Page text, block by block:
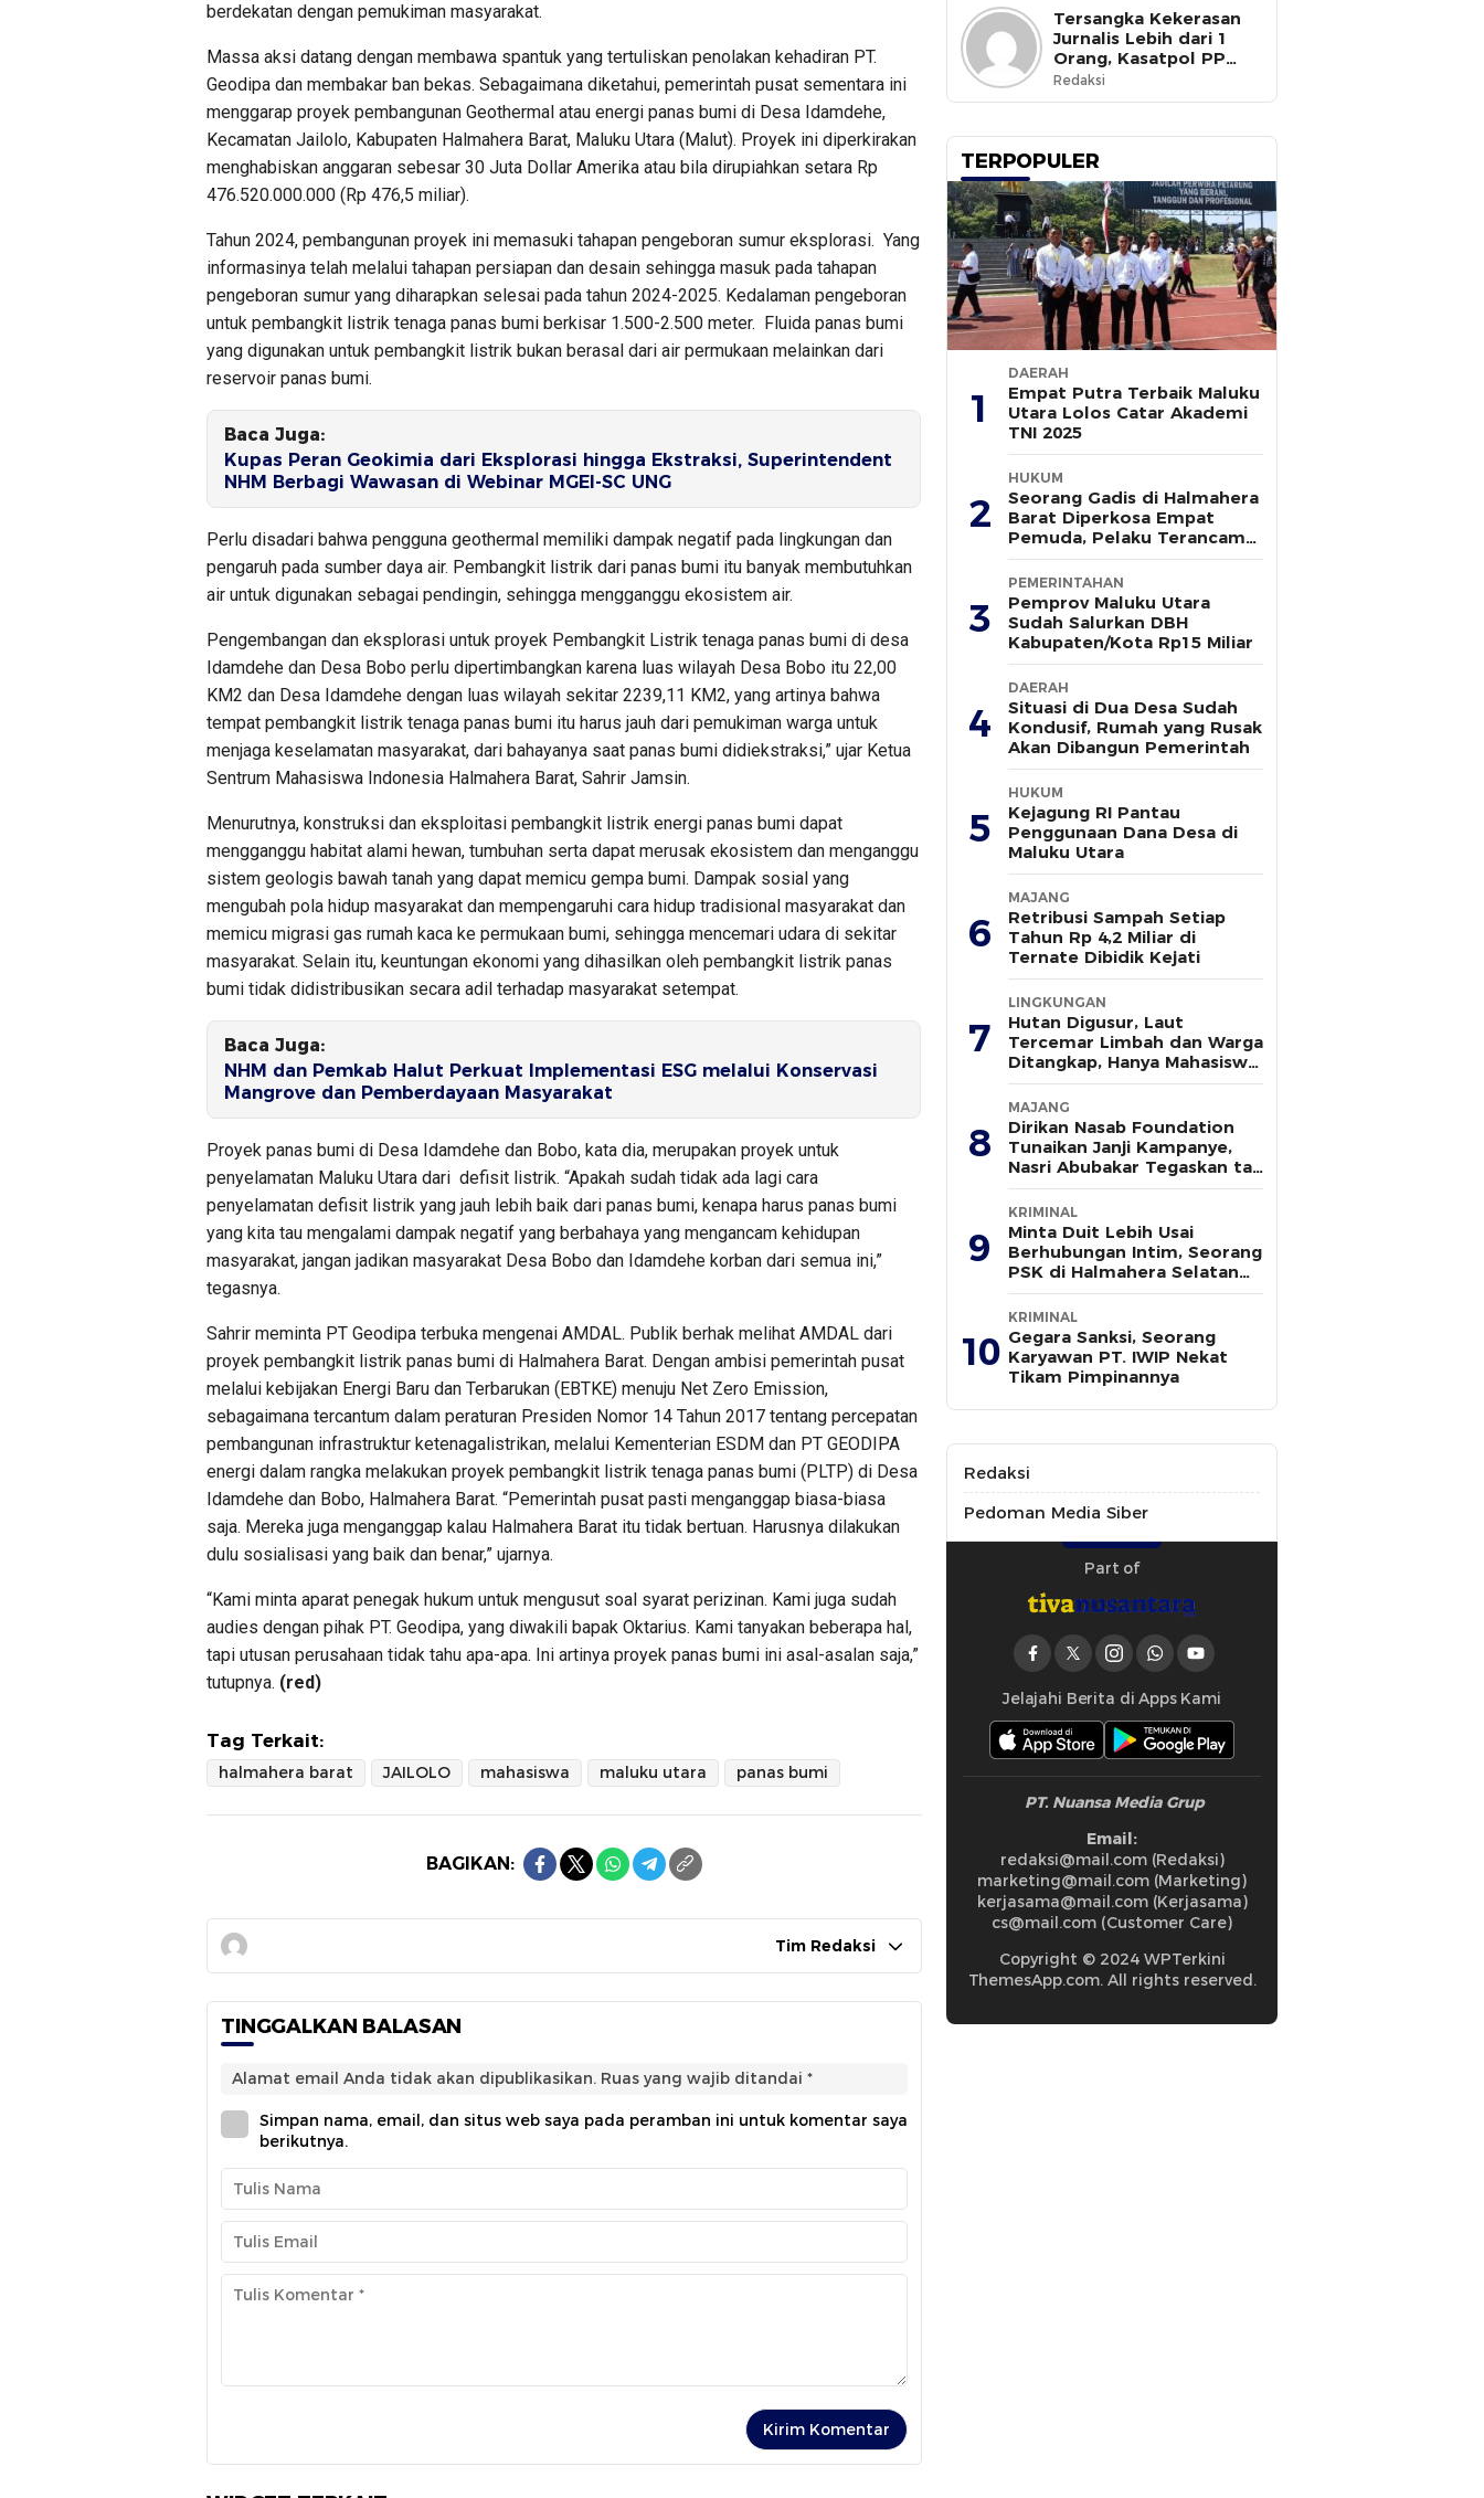
berdekatan dengan pemukiman masyarakat.
Massa aksi datang dengan membawa spantuk yang tertuliskan penolakan kehadiran PT.
Geodipa dan membakar ban bekas. Sebagaimana diketahui, pemerintah pusat sementara ini
menggarap proyek pembangunan Geothermal atau energi panas bumi di Desa Idamdehe,
Kecamatan Jailolo, Kabupaten Halmahera Barat, Maluku Utara (Malut). Proyek ini diperkirakan
menghabiskan anggaran sebesar 30 Juta Dollar Amerika atau bila dirupiahkan setara Rp
476.520.000.000 (Rp 476,5 miliar).
Tahun 2024, pembangunan proyek ini memasuki tahapan pengeboran sumur eksplorasi. Yang
informasinya telah melalui tahapan persiapan dan desain sehingga masuk pada tahapan
pengeboran sumur yang diharapkan selesai pada tahun 2024-2025. Kedalaman pengeboran
untuk pembangkit listrik tenaga panas bumi berkisar 1.500-2.500 meter. Fluida panas bumi
yang digunakan untuk pembangkit listrik bukan berasal dari air permukaan melainkan dari
reservoir panas bumi.
Baca Juga:
Kupas Peran Geokimia dari Eksplorasi hingga Ekstraksi, Superintendent
NHM Berbagi Wawasan di Webinar MGEI-SC UNG
Perlu disadari bahwa pengguna geothermal memiliki dampak negatif pada lingkungan dan
pengaruh pada sumber daya air. Pembangkit listrik dari panas bumi itu banyak membutuhkan
air untuk digunakan sebagai pendingin, sehingga mengganggu ekosistem air.
Pengembangan dan eksplorasi untuk proyek Pembangkit Listrik tenaga panas bumi di desa
Idamdehe dan Desa Bobo perlu dipertimbangkan karena luas wilayah Desa Bobo itu 22,00
KM2 dan Desa Idamdehe dengan luas wilayah sekitar 2239,11 KM2, yang artinya bahwa
tempat pembangkit listrik tenaga panas bumi itu harus jauh dari pemukiman warga untuk
menjaga keselamatan masyarakat, dari bahayanya saat panas bumi didiekstraksi,” ujar Ketua
Sentrum Mahasiswa Indonesia Halmahera Barat, Sahrir Jamsin.
Menurutnya, konstruksi dan eksploitasi pembangkit listrik energi panas bumi dapat
mengganggu habitat alami hewan, tumbuhan serta dapat merusak ekosistem dan menganggu
sistem geologis bawah tanah yang dapat memicu gempa bumi. Dampak sosial yang
mengubah pola hidup masyarakat dan mempengaruhi cara hidup tradisional masyarakat dan
memicu migrasi gas rumah kaca ke permukaan bumi, sehingga mencemari udara di sekitar
masyarakat. Selain itu, keuntungan ekonomi yang dihasilkan oleh pembangkit listrik panas
bumi tidak didistribusikan secara adil terhadap masyarakat setempat.
Baca Juga:
NHM dan Pemkab Halut Perkuat Implementasi ESG melalui Konservasi
Mangrove dan Pemberdayaan Masyarakat
Proyek panas bumi di Desa Idamdehe dan Bobo, kata dia, merupakan proyek untuk
penyelamatan Maluku Utara dari defisit listrik. “Apakah sudah tidak ada lagi cara
penyelamatan defisit listrik yang jauh lebih baik dari panas bumi, kenapa harus panas bumi
yang kita tau mengalami dampak negatif yang berbahaya yang mengancam kehidupan
masyarakat, jangan jadikan masyarakat Desa Bobo dan Idamdehe korban dari semua ini,”
tegasnya.
Sahrir meminta PT Geodipa terbuka mengenai AMDAL. Publik berhak melihat AMDAL dari
proyek pembangkit listrik panas bumi di Halmahera Barat. Dengan ambisi pemerintah pusat
melalui kebijakan Energi Baru dan Terbarukan (EBTKE) menuju Net Zero Emission,
sebagaimana tercantum dalam peraturan Presiden Nomor 14 Tahun 2017 tentang percepatan
pembangunan infrastruktur ketenagalistrikan, melalui Kementerian ESDM dan PT GEODIPA
energi dalam rangka melakukan proyek pembangkit listrik tenaga panas bumi (PLTP) di Desa
Idamdehe dan Bobo, Halmahera Barat. “Pemerintah pusat pasti menganggap biasa-biasa
saja. Mereka juga menganggap kalau Halmahera Barat itu tidak bertuan. Harusnya dilakukan
dulu sosialisasi yang baik dan benar,” ujarnya.
“Kami minta aparat penegak hukum untuk mengusut soal syarat perizinan. Kami juga sudah
audies dengan pihak PT. Geodipa, yang diwakili bapak Oktarius. Kami tanyakan beberapa hal,
tapi utusan perusahaan tidak tahu apa-apa. Ini artinya proyek panas bumi ini asal-asalan saja,”
tutupnya. (red)
Tag Terkait:
halmahera barat JAILOLO mahasiswa maluku utara panas bumi
BAGIKAN:
Tim Redaksi
TINGGALKAN BALASAN
Alamat email Anda tidak akan dipublikasikan. Ruas yang wajib ditandai *
Simpan nama, email, dan situs web saya pada peramban ini untuk komentar saya
berikutnya.
Tersangka Kekerasan
Jurnalis Lebih dari 1
Orang, Kasatpol PP
Ternate Masih Mangkir
Redaksi
TERPOPULER
1
DAERAH
Empat Putra Terbaik Maluku
Utara Lolos Catar Akademi
TNI 2025
2
HUKUM
Seorang Gadis di Halmahera
Barat Diperkosa Empat
Pemuda, Pelaku Terancam
15 Tahun Penjara
3
PEMERINTAHAN
Pemprov Maluku Utara
Sudah Salurkan DBH
Kabupaten/Kota Rp15 Miliar
4
DAERAH
Situasi di Dua Desa Sudah
Kondusif, Rumah yang Rusak
Akan Dibangun Pemerintah
5
HUKUM
Kejagung RI Pantau
Penggunaan Dana Desa di
Maluku Utara
6
MAJANG
Retribusi Sampah Setiap
Tahun Rp 4,2 Miliar di
Ternate Dibidik Kejati
7
LINGKUNGAN
Hutan Digusur, Laut
Tercemar Limbah dan Warga
Ditangkap, Hanya Mahasiswa
yang Bersuara
8
MAJANG
Dirikan Nasab Foundation
Tunaikan Janji Kampanye,
Nasri Abubakar Tegaskan tak
Ada Kepentingan Politik
9
KRIMINAL
Minta Duit Lebih Usai
Berhubungan Intim, Seorang
PSK di Halmahera Selatan
Tewas Ditusuk
10
KRIMINAL
Gegara Sanksi, Seorang
Karyawan PT. IWIP Nekat
Tikam Pimpinannya
Redaksi
Pedoman Media Siber
Part of
Jelajahi Berita di Apps Kami
PT. Nuansa Media Grup
Email:
redaksi@mail.com (Redaksi)
marketing@mail.com (Marketing)
kerjasama@mail.com (Kerjasama)
cs@mail.com (Customer Care)
Copyright © 2024 WPTerkini
ThemesApp.com. All rights reserved.